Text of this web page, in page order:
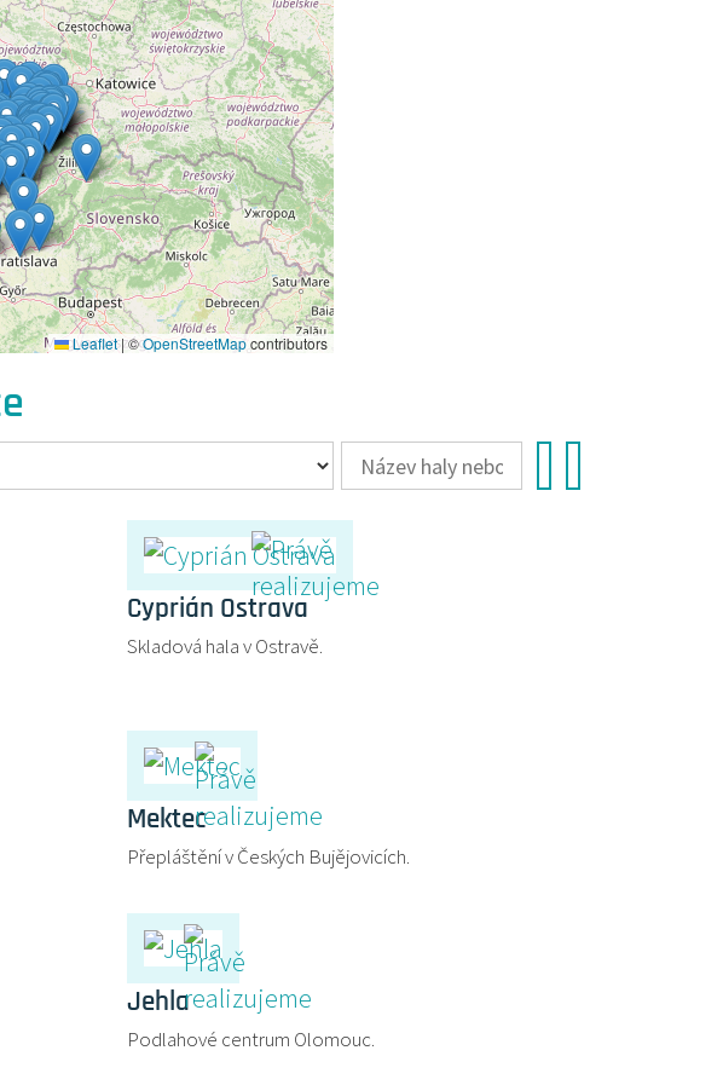
Leaflet |©OpenStreetMapcontributors
Cyprián Ostrava
Skladová hala v Ostravě.
Mektec
Přepláštění v Českých Bujějovicích.
Jehla
Podlahové centrum Olomouc.